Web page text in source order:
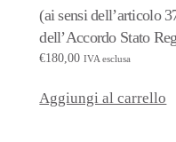
(ai sensi dell’articolo
dell’Accordo Stato
€180,00 IVA esclusa
Aggiungi al carrello